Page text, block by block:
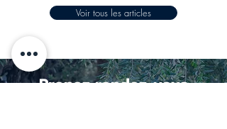
Voir tous les articles
Prenez rendez-vous